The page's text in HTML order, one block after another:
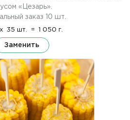
«Цезарь».
заказ 10 шт.
x 35 шт. = 1 050 г.
Заменить